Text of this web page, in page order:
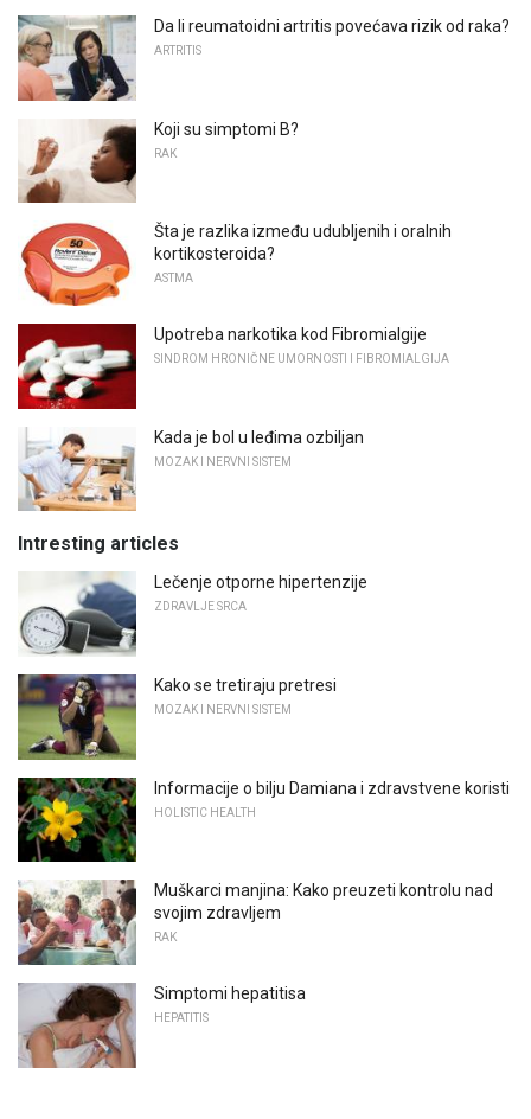
Da li reumatoidni artritis povećava rizik od raka?
ARTRITIS
Koji su simptomi B?
RAK
Šta je razlika između udubljenih i oralnih
kortikosteroida?
ASTMA
Upotreba narkotika kod Fibromialgije
SINDROM HRONIČNE UMORNOSTI I FIBROMIALGIJA
Kada je bol u leđima ozbiljan
MOZAK I NERVNI SISTEM
Intresting articles
Lečenje otporne hipertenzije
ZDRAVLJE SRCA
Kako se tretiraju pretresi
MOZAK I NERVNI SISTEM
Informacije o bilju Damiana i zdravstvene koristi
HOLISTIC HEALTH
Muškarci manjina: Kako preuzeti kontrolu nad
svojim zdravljem
RAK
Simptomi hepatitisa
HEPATITIS